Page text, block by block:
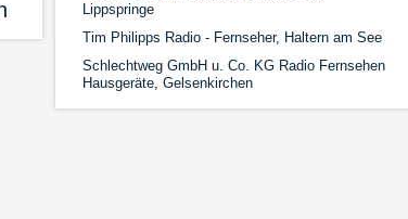
Lippspringe
Tim Philipps Radio - Fernseher, Haltern am See
Schlechtweg GmbH u. Co. KG Radio Fernsehen
Hausgeräte, Gelsenkirchen